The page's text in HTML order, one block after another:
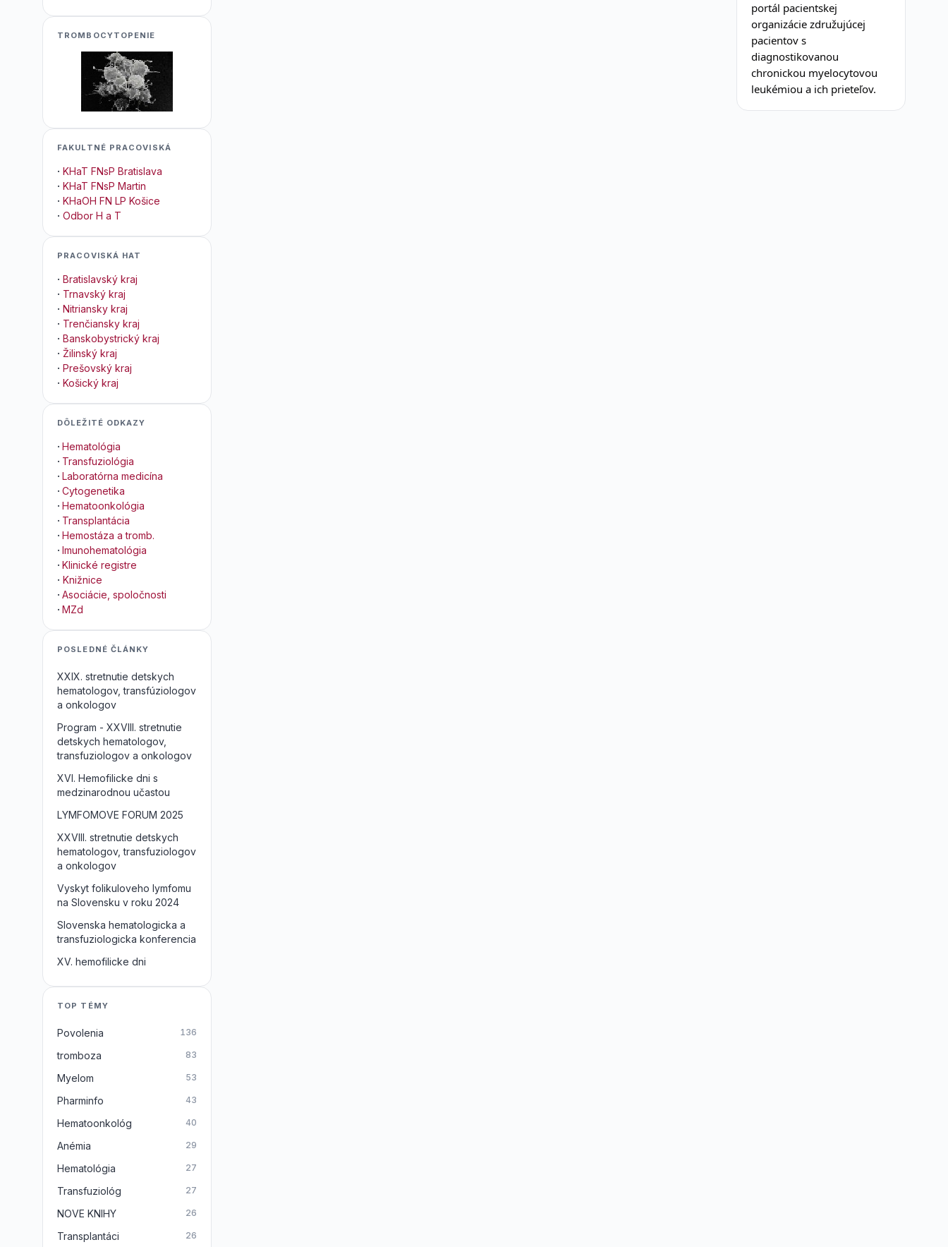
TROMBOCYTOPENIE
FAKULTNÉ PRACOVISKÁ
· KHaT FNsP Bratislava
· KHaT FNsP Martin
· KHaOH FN LP Košice
· Odbor H a T
PRACOVISKÁ HAT
· Bratislavský kraj
· Trnavský kraj
· Nitriansky kraj
· Trenčiansky kraj
· Banskobystrický kraj
· Žilinský kraj
· Prešovský kraj
· Košický kraj
DÔLEŽITÉ ODKAZY
· Hematológia
· Transfuziológia
· Laboratórna medicína
· Cytogenetika
· Hematoonkológia
· Transplantácia
· Hemostáza a tromb.
· Imunohematológia
· Klinické registre
· Knižnice
· Asociácie, spoločnosti
· MZd
POSLEDNÉ ČLÁNKY
XXIX. stretnutie detskych
hematologov, transfúziologov
a onkologov
Program - XXVIII. stretnutie
detskych hematologov,
transfuziologov a onkologov
XVI. Hemofilicke dni s
medzinarodnou učastou
LYMFOMOVE FORUM 2025
XXVIII. stretnutie detskych
hematologov, transfuziologov
a onkologov
Vyskyt folikuloveho lymfomu
na Slovensku v roku 2024
Slovenska hematologicka a
transfuziologicka konferencia
XV. hemofilicke dni
TOP TÉMY
Povolenia 136
tromboza 83
Myelom 53
Pharminfo 43
Hematoonkológ 40
Anémia 29
Hematológia 27
Transfuziológ 27
NOVE KNIHY 26
Transplantáci 26
portál pacientskej
organizácie združujúcej
pacientov s
diagnostikovanou
chronickou myelocytovou
leukémiou a ich prieteľov.